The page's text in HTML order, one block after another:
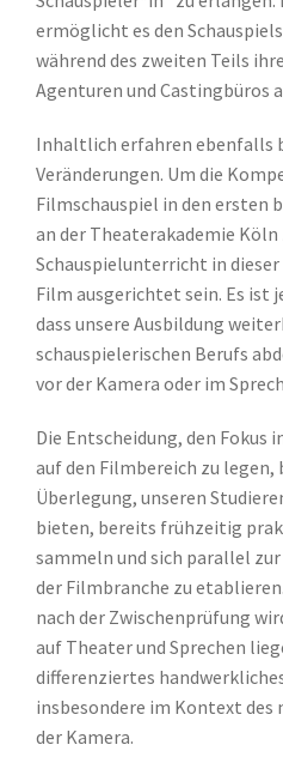
ermöglicht es den
während des zweiten Teils
Agenturen und Castingbüros
Inhaltlich erfahren ebenfalls
Veränderungen. Um die
Filmschauspiel in den ersten
an der Theaterakademie
Schauspielunterricht in
Film ausgerichtet sein. Es ist
dass unsere Ausbildung
schauspielerischen Berufs
vor der Kamera oder im
Die Entscheidung, den Fokus
auf den Filmbereich zu legen,
Überlegung, unseren
bieten, bereits frühzeitig
sammeln und sich parallel
der Filmbranche zu
nach der Zwischenprüfung
auf Theater und Sprechen
differenziertes
insbesondere im Kontext
der Kamera.